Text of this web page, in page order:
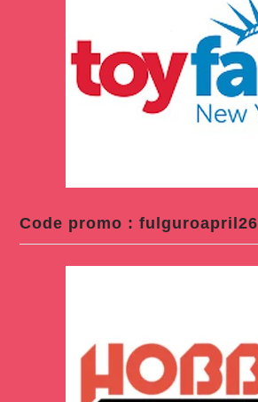
Code promo : fulguroapril26